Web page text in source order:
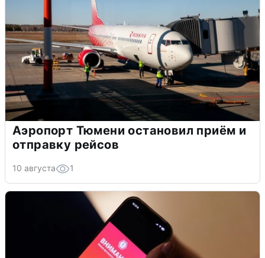
Аэропорт Тюмени остановил приём и
отправку рейсов
10 августа 1